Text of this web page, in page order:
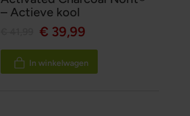
– Actieve kool
€ 39,99
In winkelwagen